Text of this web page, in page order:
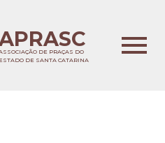
DE PRAÇAS DO
ESTADO DE SANTA CATARINA